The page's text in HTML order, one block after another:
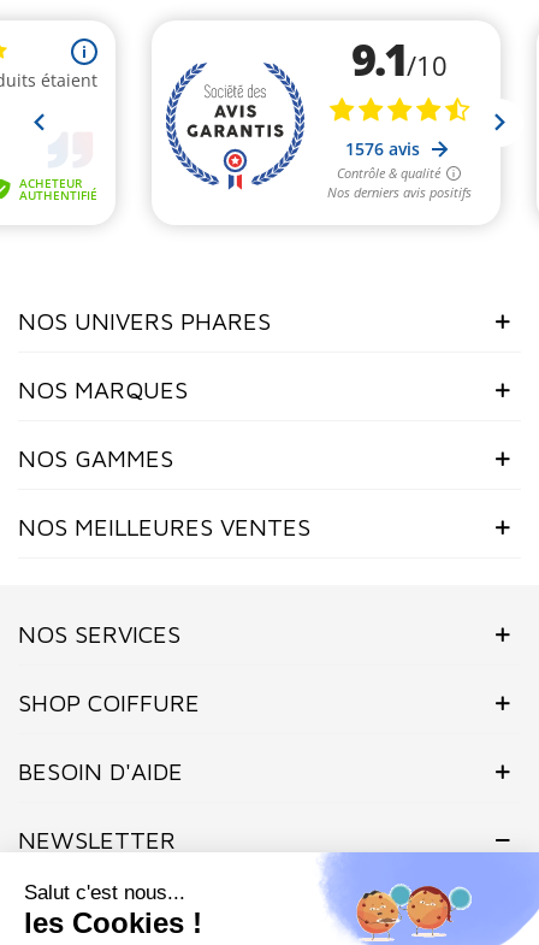
NOS UNIVERS PHARES
NOS MARQUES
NOS GAMMES
NOS MEILLEURES VENTES
NOS SERVICES
SHOP COIFFURE
BESOIN D'AIDE
NEWSLETTER
Inscrivez-vous dès maintenant à notre Newsletter et recevez en
exclusivité nos offres flashs, promotions et actualités.